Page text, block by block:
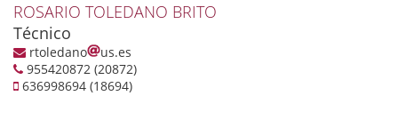
ROSARIO TOLEDANO BRITO
Técnico
rtoledano
us.es
955420872 (20872)
636998694 (18694)